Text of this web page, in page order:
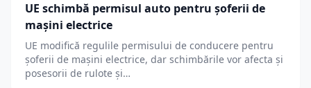
UE schimbă permisul auto pentru șoferii de
mașini electrice
UE modifică regulile permisului de conducere pentru
șoferii de mașini electrice, dar schimbările vor afecta și
posesorii de rulote și…